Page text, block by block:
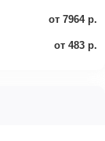
от 7964 р.
от 483 р.